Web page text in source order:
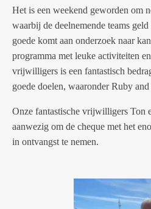
Het is een weekend geworden om
waarbij de deelnemende teams
goede komt aan onderzoek naar
programma met leuke activiteiten
vrijwilligers is een fantastisch
goede doelen, waaronder Ruby and
Onze fantastische vrijwilligers Ton
aanwezig om de cheque met het
in ontvangst te nemen.